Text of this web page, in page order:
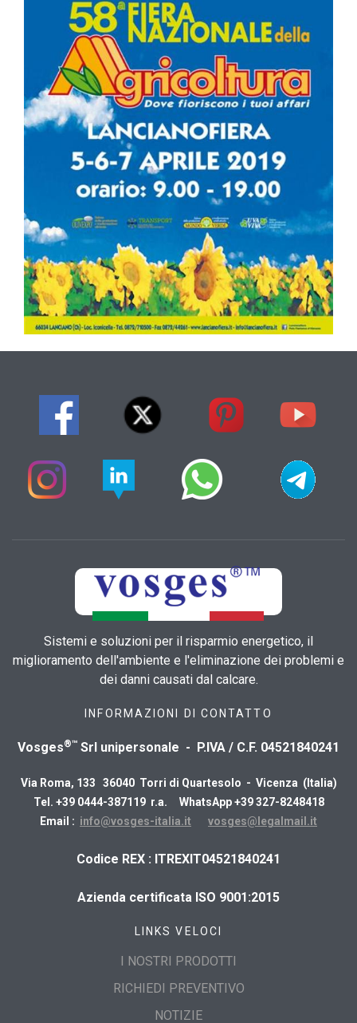
Sistemi e soluzioni per il risparmio energetico, il
miglioramento dell'ambiente e l'eliminazione dei problemi e
dei danni causati dal calcare.
INFORMAZIONI DI CONTATTO
Vosges®™ Srl unipersonale - P.IVA / C.F. 04521840241
Via Roma, 133 36040 Torri di Quartesolo - Vicenza (Italia)
Tel. +39 0444-387119 r.a. WhatsApp +39 327-8248418
Email : info@vosges-italia.it vosges@legalmail.it
​Codice REX : ITREXIT04521840241
Azienda certificata ISO 9001:2015
LINKS VELOCI
I NOSTRI PRODOTTI
RICHIEDI PREVENTIVO
NOTIZIE